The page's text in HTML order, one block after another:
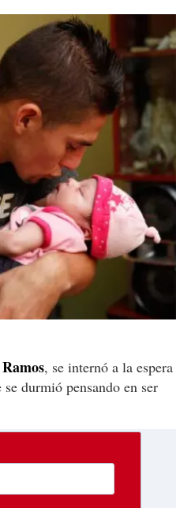
, se internó a la espera
durmió pensando en ser